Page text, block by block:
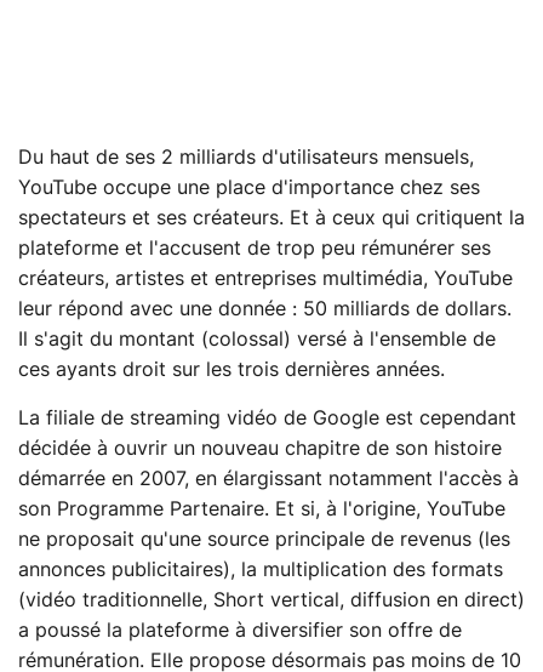
Du haut de ses 2 milliards d'utilisateurs mensuels,
YouTube occupe une place d'importance chez ses
spectateurs et ses créateurs. Et à ceux qui critiquent la
plateforme et l'accusent de trop peu rémunérer ses
créateurs, artistes et entreprises multimédia, YouTube
leur répond avec une donnée : 50 milliards de dollars.
Il s'agit du montant (colossal) versé à l'ensemble de
ces ayants droit sur les trois dernières années.
La filiale de streaming vidéo de Google est cependant
décidée à ouvrir un nouveau chapitre de son histoire
démarrée en 2007, en élargissant notamment l'accès à
son Programme Partenaire. Et si, à l'origine, YouTube
ne proposait qu'une source principale de revenus (les
annonces publicitaires), la multiplication des formats
(vidéo traditionnelle, Short vertical, diffusion en direct)
a poussé la plateforme à diversifier son offre de
rémunération. Elle propose désormais pas moins de 10